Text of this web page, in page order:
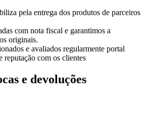
pela entrega dos produtos de parceiros
com nota fiscal e garantimos a
originais.
e avaliados regularmente portal
reputação com os clientes
e devoluções